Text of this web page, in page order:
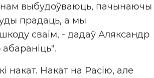
нам выбудоўваюць, пачынаючы
прадаць, а мы
сваім, - дадаў Аляксандр
накат. Накат на Расію, але